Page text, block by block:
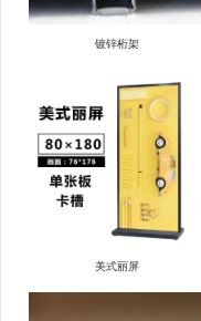
镀锌桁架
美式丽屏